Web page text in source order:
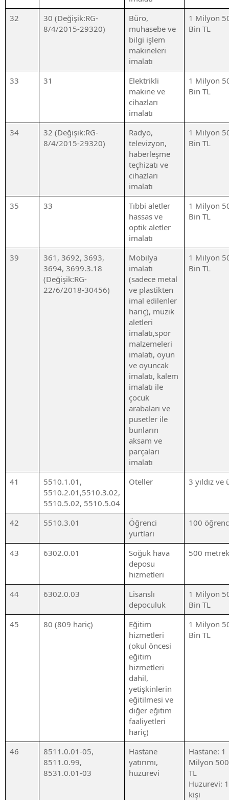
32
30 (Değişik:RG-
8/4/2015-29320)
Büro,
muhasebe ve
bilgi işlem
makineleri
imalatı
1 Milyon
Bin TL
33 31
Elektrikli
makine ve
cihazları
imalatı
1 Milyon
Bin TL
34
32 (Değişik:RG-
8/4/2015-29320)
Radyo,
televizyon,
haberleşme
teçhizatı ve
cihazları
imalatı
1 Milyon
Bin TL
35 33
Tıbbi aletler
hassas ve
optik aletler
imalatı
1 Milyon
Bin TL
39
361, 3692, 3693,
3694, 3699.3.18
(Değişik:RG-
22/6/2018-30456)
Mobilya
imalatı
(sadece metal
ve plastikten
imal edilenler
hariç), müzik
aletleri
imalatı,spor
malzemeleri
imalatı, oyun
ve oyuncak
imalatı, kalem
imalatı ile
çocuk
arabaları ve
pusetler ile
bunların
aksam ve
parçaları
imalatı
1 Milyon
Bin TL
41
5510.1.01,
5510.2.01,5510.3.02,
5510.5.02, 5510.5.04
Oteller 3 yıldız ve
42 5510.3.01
Öğrenci
yurtları
100
43 6302.0.01
Soğuk hava
deposu
hizmetleri
500
44 6302.0.03
Lisanslı
depoculuk
1 Milyon
Bin TL
45
80 (809 hariç)
Eğitim
hizmetleri
(okul öncesi
eğitim
hizmetleri
dahil,
yetişkinlerin
eğitilmesi ve
diğer eğitim
faaliyetleri
hariç)
1 Milyon
Bin TL
46
8511.0.01-05,
8511.0.99,
8531.0.01-03
Hastane
yatırımı,
huzurevi
Hastane: 1
Milyon
TL
Huzurevi:
kişi